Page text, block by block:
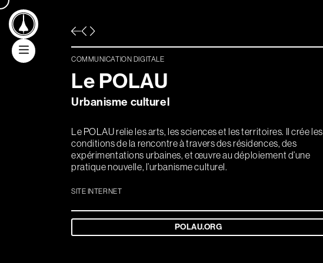
Aller au contenu principal
COMMUNICATION DIGITALE
Le POLAU
Urbanisme culturel
Le POLAU relie les arts, les sciences et les territoires. Il crée les
conditions de la rencontre à travers des résidences, des
expérimentations urbaines, et œuvre au déploiement d’une
pratique nouvelle, l’urbanisme culturel.
SITE INTERNET
POLAU.ORG
Communication
Communication
graphique
Solutions
billetterie/crm